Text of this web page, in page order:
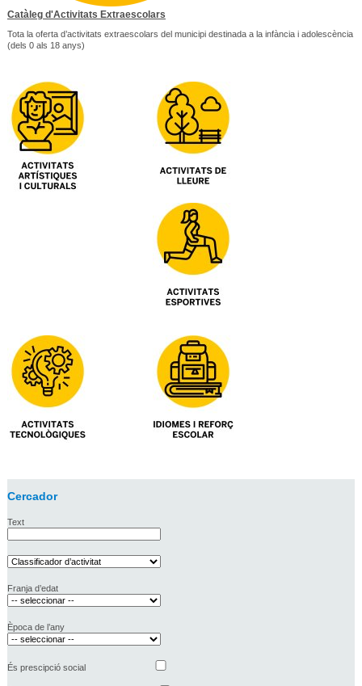
Catàleg d'Activitats Extraescolars
Tota la oferta d’activitats extraescolars del municipi destinada a la infància i adolescència
(dels 0 als 18 anys)
Cercador
Text
Franja d’edat
Època de l’any
És prescipció social